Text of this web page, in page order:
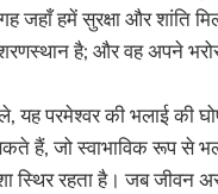
हमें सुरक्षा और शांति
है; और वह अपने
परमेश्वर की भलाई की
हैं, जो स्वाभाविक रूप से
स्थिर रहता है। जब जीवन